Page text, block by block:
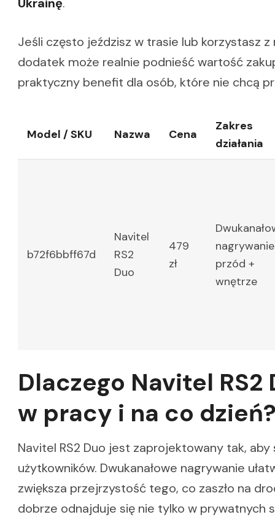
Ukrainę.
Jeśli często jeździsz w trasie lub korzystasz
dodatek może realnie podnieść wartość
praktyczny benefit dla osób, które nie chcą
Model / SKU Nazwa Cena
Zakres
działania
b72f6bbff67d
Navitel
RS2
Duo
479
zł
przód +
wnętrze
Dlaczego Navitel
w pracy i na co
Navitel RS2 Duo jest zaprojektowany tak,
użytkowników. Dwukanałowe nagrywanie
zwiększa przejrzystość tego, co zaszło na
dobrze odnajduje się nie tylko w prywatnych